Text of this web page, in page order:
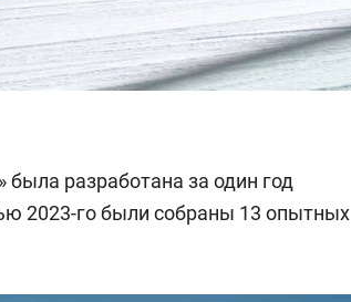
разработана за один год
2023-го были собраны 13 опытных